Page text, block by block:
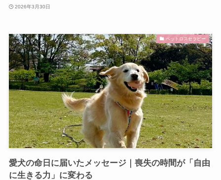
2026年3月30日
ペットロスセラピー
愛犬の命日に届いたメッセージ｜喪失の時間が「自由
に生きる力」に変わる